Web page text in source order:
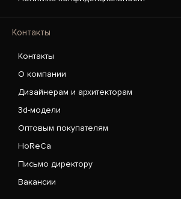
Контакты
Контакты
О компании
Дизайнерам и архитекторам
3d-модели
Оптовым покупателям
HoReCa
Письмо директору
Вакансии